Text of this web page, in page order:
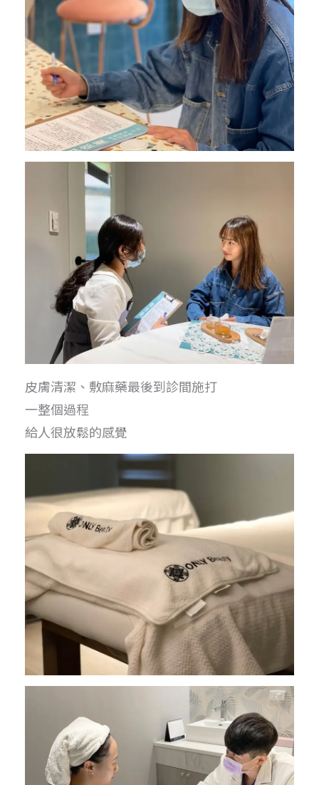
皮膚清潔、敷麻藥最後到診間施打
一整個過程
給人很放鬆的感覺